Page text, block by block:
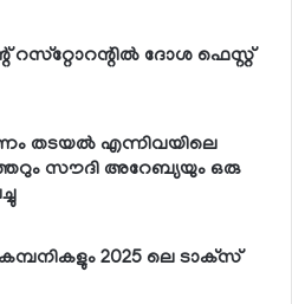
റസ്‌റ്റോറന്റില്‍ ദോശ ഫെസ്റ്റ്
തടയല്‍ എന്നിവയിലെ
സൗദി അറേബ്യയും ഒരു
2025 ലെ ടാക്‌സ്